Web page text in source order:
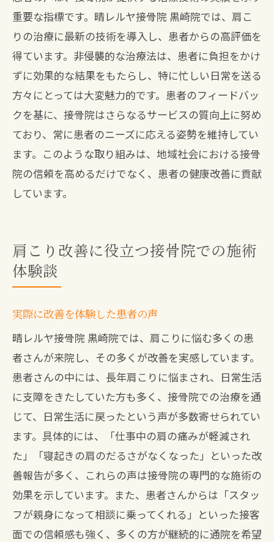
重要な指標です。晴レルヤ接骨院 黒崎院では、肩こ
りの治療に最新の技術を導入し、患者からの高評価を
得ています。非侵襲的な治療法は、患者に負担をかけ
ずに効果的な結果をもたらし、特に忙しい日常を送る
方々にとっては大変魅力的です。患者のフィードバッ
クを基に、接骨院はさらなるサービスの質向上に努め
ており、常に患者のニーズに応える姿勢を維持してい
ます。このような取り組みは、地域社会における接骨
院の信頼を高めるだけでなく、患者の健康改善に貢献
しています。
肩こり改善に役立つ接骨院での施術
体験談
実際に改善を体験した患者の声
晴レルヤ接骨院 黒崎院では、肩こりに悩む多くの患
者さんが来院し、その多くが改善を実感しています。
患者さんの中には、長年肩こりに悩まされ、日常生活
に支障をきたしていた方も多く、接骨院での治療を通
じて、日常生活に戻ったという声が多数寄せられてい
ます。具体的には、「仕事中の肩の痛みが軽減され
た」「寝起きの肩のだるさがなくなった」といった改
善報告が多く、これらの声は接骨院の専門的な施術の
効果を示しています。また、患者さんからは「スタッ
フが親身になって相談に乗ってくれる」といった接客
面での信頼感も強く、多くの方が継続的に通院を希望